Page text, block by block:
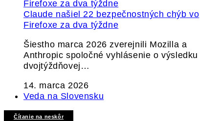
Claude našiel 22 bezpečnostných chýb vo
Firefoxe za dva týždne
Šiestho marca 2026 zverejnili Mozilla a
Anthropic spoločné vyhlásenie o výsledku
dvojtýždňovej…
14. marca 2026
Veda na Slovensku
Čítanie na neskôr